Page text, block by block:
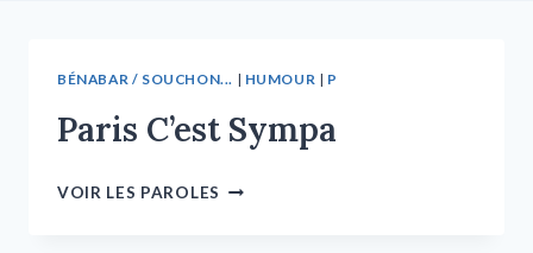
BÉNABAR / SOUCHON... | HUMOUR | P
Paris C’est Sympa
VOIR LES PAROLES